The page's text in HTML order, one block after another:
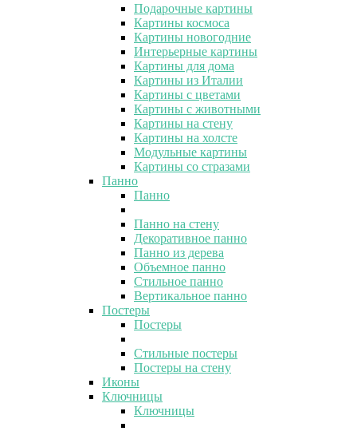
Подарочные картины
Картины космоса
Картины новогодние
Интерьерные картины
Картины для дома
Картины из Италии
Картины с цветами
Картины с животными
Картины на стену
Картины на холсте
Модульные картины
Картины со стразами
Панно
Панно
Панно на стену
Декоративное панно
Панно из дерева
Объемное панно
Стильное панно
Вертикальное панно
Постеры
Постеры
Стильные постеры
Постеры на стену
Иконы
Ключницы
Ключницы